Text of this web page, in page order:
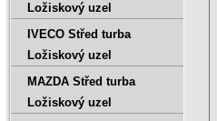
Ložiskový uzel
IVECO Střed turba
Ložiskový uzel
MAZDA Střed turba
Ložiskový uzel